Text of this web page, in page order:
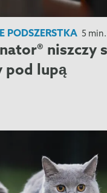
PODSZERSTKA 5
niszczy
pod lupą